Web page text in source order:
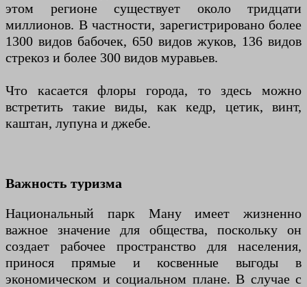
этом регионе существует около тридцати
миллионов. В частности, зарегистрировано более
1300 видов бабочек, 650 видов жуков, 136 видов
стрекоз и более 300 видов муравьев.
Что касается флоры города, то здесь можно
встретить такие виды, как кедр, цетик, винт,
каштан, лупуна и джебе.
Важность туризма
Национальный парк Ману имеет жизненно
важное значение для общества, поскольку он
создает рабочее пространство для населения,
принося прямые и косвенные выгоды в
экономическом и социальном плане. В случае с